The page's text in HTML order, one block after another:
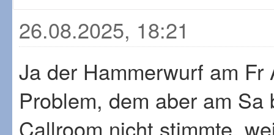
26.08.2025, 18:21
Ja der Hammerwurf am
Problem, dem aber am
Callroom nicht stimmte,